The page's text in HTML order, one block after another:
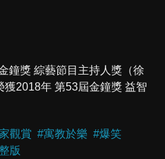
鐘獎 綜藝節目主持人獎（徐
獲2018年 第53屆金鐘獎 益智
觀賞 #寓教於樂 #爆笑
版